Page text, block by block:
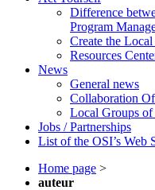
Difference
Program
Create the
Resources
News
General news
Collaboration
Local Groups
Jobs / Partnerships
List of the OSI’s Web
Home page >
auteur